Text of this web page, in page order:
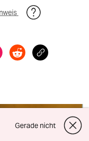
Gerade nicht